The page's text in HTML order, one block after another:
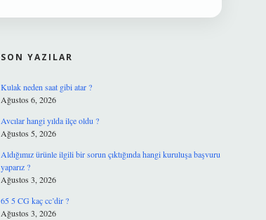
SON YAZILAR
Kulak neden saat gibi atar ?
Ağustos 6, 2026
Avcılar hangi yılda ilçe oldu ?
Ağustos 5, 2026
Aldığımız ürünle ilgili bir sorun çıktığında hangi kuruluşa başvuru
yaparız ?
Ağustos 3, 2026
65 5 CG kaç cc’dir ?
Ağustos 3, 2026